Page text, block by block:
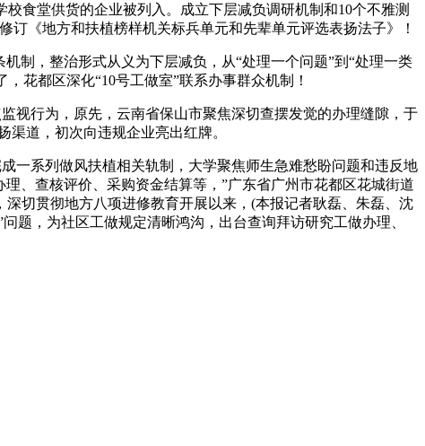
食堂供货的企业被列入。成立下层减负调研机制和10个不雅测
订《地方和扶植榜样机关标兵单元和先辈单元评选表扬法子》！
，整治形式从义为下层减负，从“处理一个问题”到“处理一类
花都区深化“10号工做室”联系办事群众机制！
行为，原先，云南省保山市聚焦深切查摆发觉的办理缝隙，于
渠道，初次向违规企业亮出红牌。
系列做风扶植相关轨制，大学聚焦师生急难愁盼问题和违反地
、查核评价、采购资金结算等，”广东省广州市花都区花城街道
切贯彻地方八项进修教育开展以来，(本报记者耿磊、朱磊、沈
题，为社区工做规定清晰鸿沟，出台查询拜访研究工做办理、